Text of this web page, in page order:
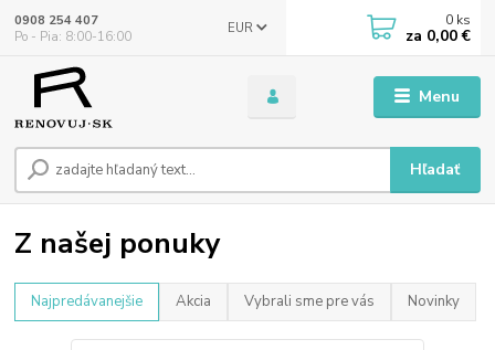
Menu
EUR
Hľadať
0908 254 407
Po - Pia: 8:00-16:00
0 ks
za 0,00 €
Z našej ponuky
Najpredávanejšie Akcia Vybrali sme pre vás Novinky